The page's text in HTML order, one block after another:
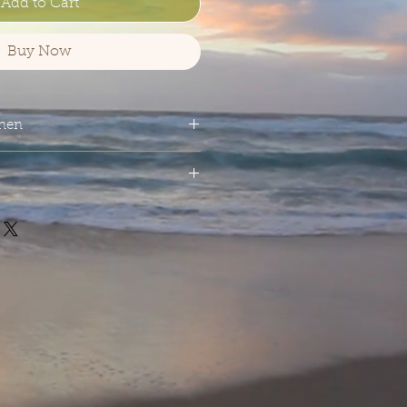
Add to Cart
Buy Now
€ * / 1 Liter) inkl. MwSt.
35 Jahre alte
1983 in der Linkwood-
und am 07. Juni 2019 von
abgefüllt. Am Ende waren es
des begehrten Scotch-
wird in einer atemberaubenden